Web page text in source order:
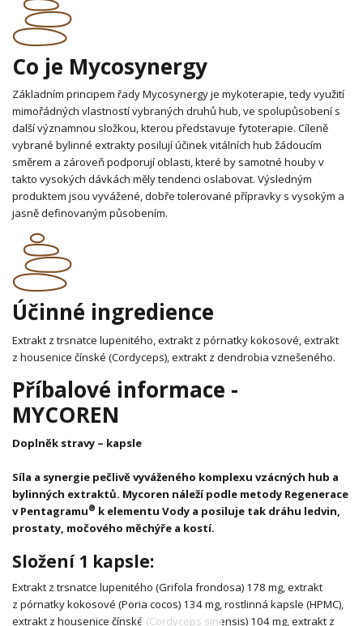
Co je Mycosynergy
Základním principem řady Mycosynergy je mykoterapie, tedy využití
mimořádných vlastností vybraných druhů hub, ve spolupůsobení s
další významnou složkou, kterou představuje fytoterapie. Cíleně
vybrané bylinné extrakty posilují účinek vitálních hub žádoucím
směrem a zároveň podporují oblasti, které by samotné houby v
takto vysokých dávkách měly tendenci oslabovat. Výsledným
produktem jsou vyvážené, dobře tolerované přípravky s vysokým a
jasně definovaným působením.
Účinné ingredience
Extrakt z trsnatce lupenitého, extrakt z pórnatky kokosové, extrakt
z housenice čínské (Cordyceps), extrakt z dendrobia vznešeného.
Příbalové informace -
MYCOREN
Doplněk stravy – kapsle
Síla a synergie pečlivě vyváženého komplexu vzácných hub a
bylinných extraktů. Mycoren náleží podle metody Regenerace
v Pentagramu® k elementu Vody a posiluje tak dráhu ledvin,
prostaty, močového měchýře a kostí.
Složení 1 kapsle:
Extrakt z trsnatce lupenitého (Grifola frondosa) 178 mg, extrakt
z pórnatky kokosové (Poria cocos) 134 mg, rostlinná kapsle (HPMC),
extrakt z housenice čínské (Cordyceps sinensis) 104 mg, extrakt z